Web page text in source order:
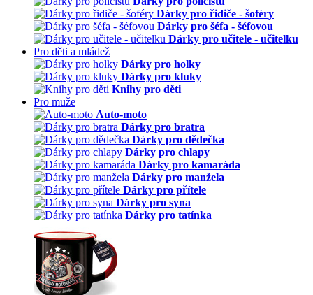
Dárky pro řidiče - šoféry
Dárky pro šéfa - šéfovou
Dárky pro učitele - učitelku
Pro děti a mládež
Dárky pro holky
Dárky pro kluky
Knihy pro děti
Pro muže
Auto-moto
Dárky pro bratra
Dárky pro dědečka
Dárky pro chlapy
Dárky pro kamaráda
Dárky pro manžela
Dárky pro přítele
Dárky pro syna
Dárky pro tatínka